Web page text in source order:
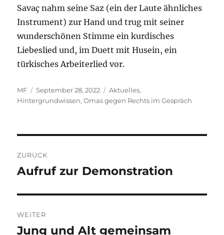
Savaç nahm seine Saz (ein der Laute ähnliches
Instrument) zur Hand und trug mit seiner
wunderschönen Stimme ein kurdisches
Liebeslied und, im Duett mit Husein, ein
türkisches Arbeiterlied vor.
Autor
MF
Veröffentlicht
am
September 28, 2022 Kategorien
Aktuelles,
Hintergrundwissen,Omas gegen Rechts im Gespräch
ZURÜCK
Vorheriger
Aufruf zur Demonstration
WEITER
Nächster
Jung und Alt gemeinsam